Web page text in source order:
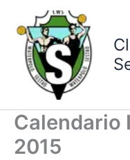
contenido
Calendario
2015